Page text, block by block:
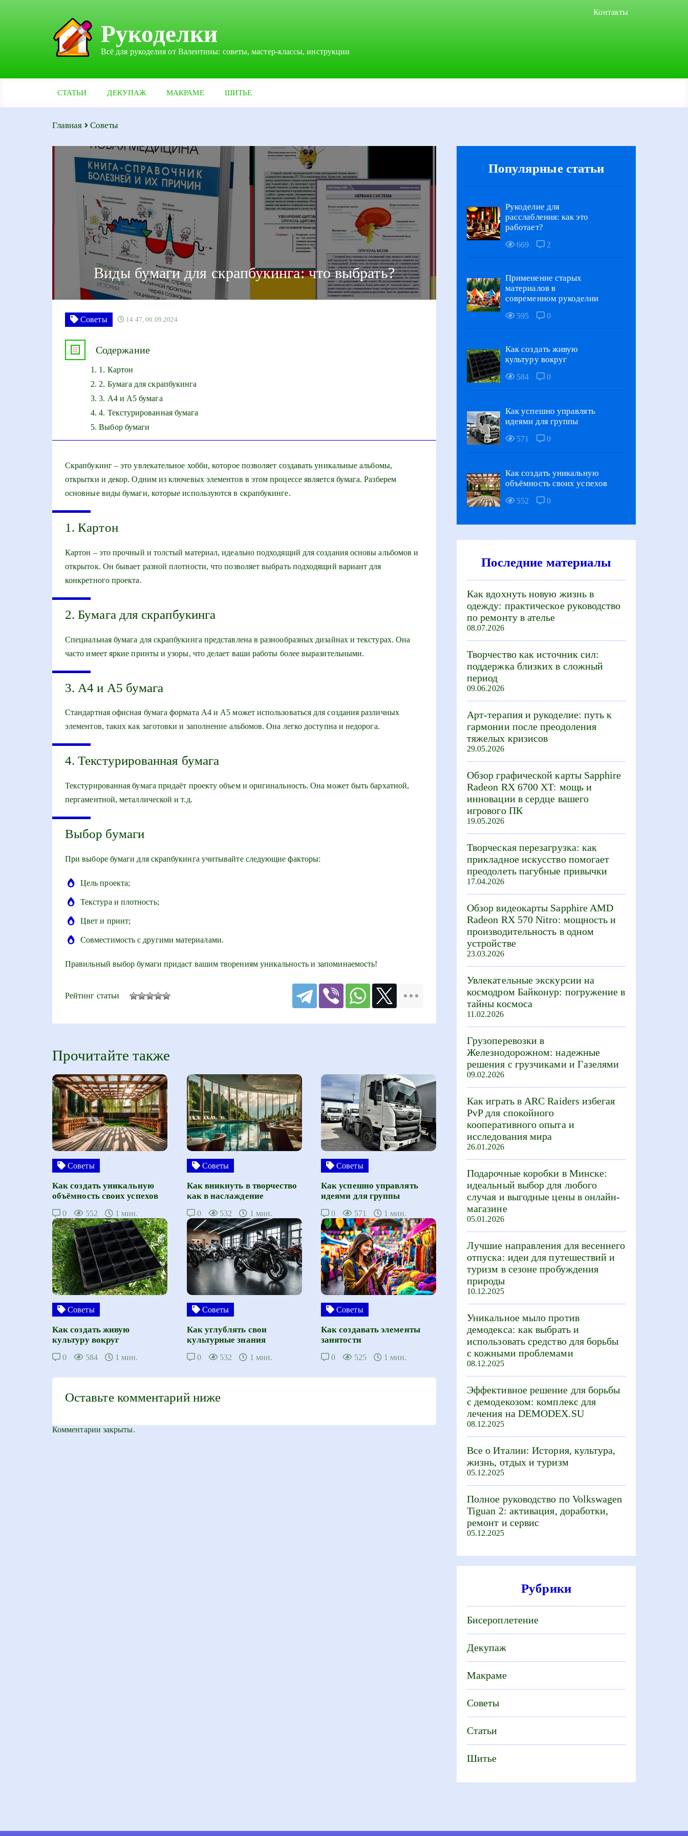
Контакты
Рукоделки
Всё для рукоделия от Валентины: советы, мастер-классы, инструкции
СТАТЬИ ДЕКУПАЖ МАКРАМЕ ШИТЬЕ
Главная Советы
Виды бумаги для скрапбукинга: что выбрать?
Советы 14:47, 06.09.2024
Содержание
1. Картон
2. Бумага для скрапбукинга
3. А4 и А5 бумага
4. Текстурированная бумага
Выбор бумаги
Скрапбукинг – это увлекательное хобби, которое позволяет создавать уникальные альбомы,
открытки и декор. Одним из ключевых элементов в этом процессе является бумага. Разберем
основные виды бумаги, которые используются в скрапбукинге.
1. Картон
Картон – это прочный и толстый материал, идеально подходящий для создания основы альбомов и
открыток. Он бывает разной плотности, что позволяет выбрать подходящий вариант для
конкретного проекта.
2. Бумага для скрапбукинга
Специальная бумага для скрапбукинга представлена в разнообразных дизайнах и текстурах. Она
часто имеет яркие принты и узоры, что делает ваши работы более выразительными.
3. А4 и А5 бумага
Стандартная офисная бумага формата А4 и А5 может использоваться для создания различных
элементов, таких как заготовки и заполнение альбомов. Она легко доступна и недорога.
4. Текстурированная бумага
Текстурированная бумага придаёт проекту объем и оригинальность. Она может быть бархатной,
пергаментной, металлической и т.д.
Выбор бумаги
При выборе бумаги для скрапбукинга учитывайте следующие факторы:
Цель проекта;
Текстура и плотность;
Цвет и принт;
Совместимость с другими материалами.
Правильный выбор бумаги придаст вашим творениям уникальность и запоминаемость!
Рейтинг статьи
Прочитайте также
Советы
Как создать уникальную
объёмность своих успехов
0 552 1 мин.
Советы
Как вникнуть в творчество
как в наслаждение
0 532 1 мин.
Советы
Как успешно управлять
идеями для группы
0 571 1 мин.
Советы
Как создать живую
культуру вокруг
0 584 1 мин.
Советы
Как углублять свои
культурные знания
0 532 1 мин.
Советы
Как создавать элементы
занятости
0 525 1 мин.
Оставьте комментарий ниже
Комментарии закрыты.
Популярные статьи
Рукоделие для
расслабления: как это
работает?
669 2
Применение старых
материалов в
современном рукоделии
595 0
Как создать живую
культуру вокруг
584 0
Как успешно управлять
идеями для группы
571 0
Как создать уникальную
объёмность своих успехов
552 0
Последние материалы
Как вдохнуть новую жизнь в
одежду: практическое руководство
по ремонту в ателье
08.07.2026
Творчество как источник сил:
поддержка близких в сложный
период
09.06.2026
Арт-терапия и рукоделие: путь к
гармонии после преодоления
тяжелых кризисов
29.05.2026
Обзор графической карты Sapphire
Radeon RX 6700 XT: мощь и
инновации в сердце вашего
игрового ПК
19.05.2026
Творческая перезагрузка: как
прикладное искусство помогает
преодолеть пагубные привычки
17.04.2026
Обзор видеокарты Sapphire AMD
Radeon RX 570 Nitro: мощность и
производительность в одном
устройстве
23.03.2026
Увлекательные экскурсии на
космодром Байконур: погружение в
тайны космоса
11.02.2026
Грузоперевозки в
Железнодорожном: надежные
решения с грузчиками и Газелями
09.02.2026
Как играть в ARC Raiders избегая
PvP для спокойного
кооперативного опыта и
исследования мира
26.01.2026
Подарочные коробки в Минске:
идеальный выбор для любого
случая и выгодные цены в онлайн-
магазине
05.01.2026
Лучшие направления для весеннего
отпуска: идеи для путешествий и
туризм в сезоне пробуждения
природы
10.12.2025
Уникальное мыло против
демодекса: как выбрать и
использовать средство для борьбы
с кожными проблемами
08.12.2025
Эффективное решение для борьбы
с демодекозом: комплекс для
лечения на DEMODEX.SU
08.12.2025
Все о Италии: История, культура,
жизнь, отдых и туризм
05.12.2025
Полное руководство по Volkswagen
Tiguan 2: активация, доработки,
ремонт и сервис
05.12.2025
Рубрики
Бисероплетение
Декупаж
Макраме
Советы
Статьи
Шитье